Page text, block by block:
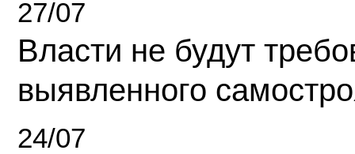
27/07
Власти не будут
выявленного
24/07